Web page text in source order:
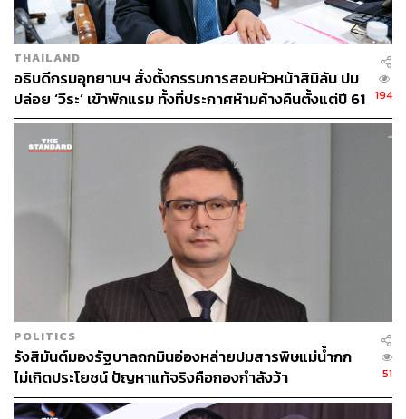
THAILAND
อธิบดีกรมอุทยานฯ สั่งตั้งกรรมการสอบหัวหน้าสิมิลัน ปม
ปล่อย ‘วีระ’ เข้าพักแรม ทั้งที่ประกาศห้ามค้างคืนตั้งแต่ปี 61
194
POLITICS
รังสิมันต์มองรัฐบาลถกมินอ่องหล่ายปมสารพิษแม่น้ำกก
ไม่เกิดประโยชน์ ปัญหาแท้จริงคือกองกำลังว้า
51